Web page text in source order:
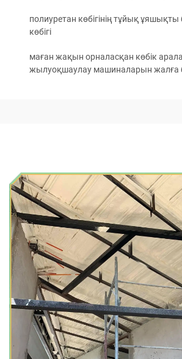
полиуретан көбігінің тұйық ұяшықты
көбігі
маған жақын орналасқан көбік
жылуоқшаулау машиналарын жалға